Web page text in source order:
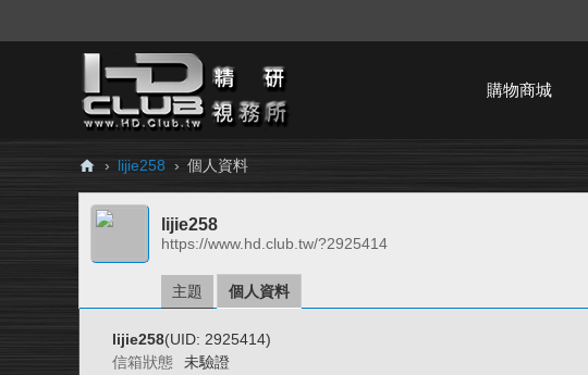
購物商城
H
Cl
› lijie258 › 個人資料
lijie258
https://www.hd.club.tw/?2925414
主題 個人資料
lijie258(UID: 2925414)
信箱狀態
未驗證